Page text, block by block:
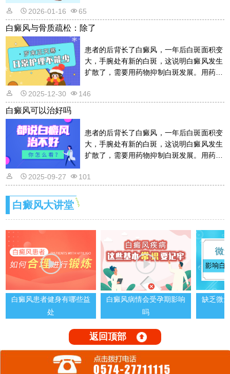
其反。详情请看文章介绍内容。
2026-01-16 65
白癜风与骨质疏松：除了
患者的后背长了白癜风，一年后白斑面积变
大，手腕处有新的白斑，这说明白癜风发生
扩散了，需要用药物抑制白斑发展。用药物
其反。详情请看文章介绍内容。
2025-12-30 146
白癜风可以治好吗
患者的后背长了白癜风，一年后白斑面积变
大，手腕处有新的白斑，这说明白癜风发生
扩散了，需要用药物抑制白斑发展。用药物
其反。详情请看文章介绍内容。
2025-09-27 101
白癜风大讲堂
白癜风患者健身有哪些益
处
白癜风病情会受孕期影响
吗
缺乏微
返回顶部